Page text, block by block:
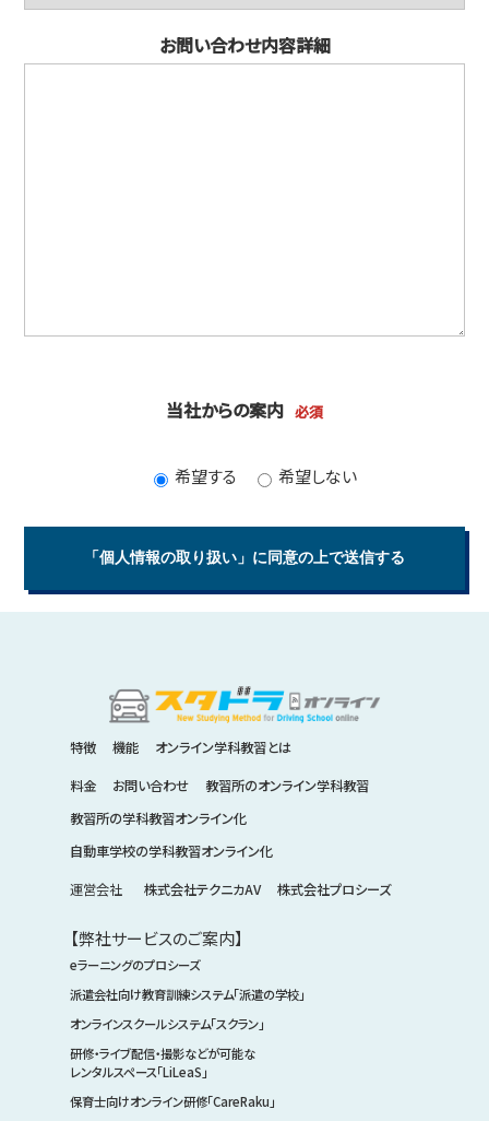
お問い合わせ内容詳細
当社からの案内 必須
希望する 希望しない
特徴 機能
オンライン学科教習とは
料金
お問い合わせ
教習所のオンライン学科教習
教習所の学科教習オンライン化
自動車学校の学科教習オンライン化
運営会社
株式会社テクニカAV 株式会社プロシーズ
【弊社サービスのご案内】
eラーニングのプロシーズ
派遣会社向け教育訓練システム「派遣の学校」
オンラインスクールシステム「スクラン」
研修・ライブ配信・撮影などが可能な
レンタルスペース「LiLeaS」
保育士向けオンライン研修「CareRaku」